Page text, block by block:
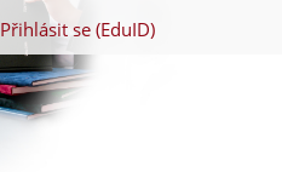
Přihlásit se (EduID)